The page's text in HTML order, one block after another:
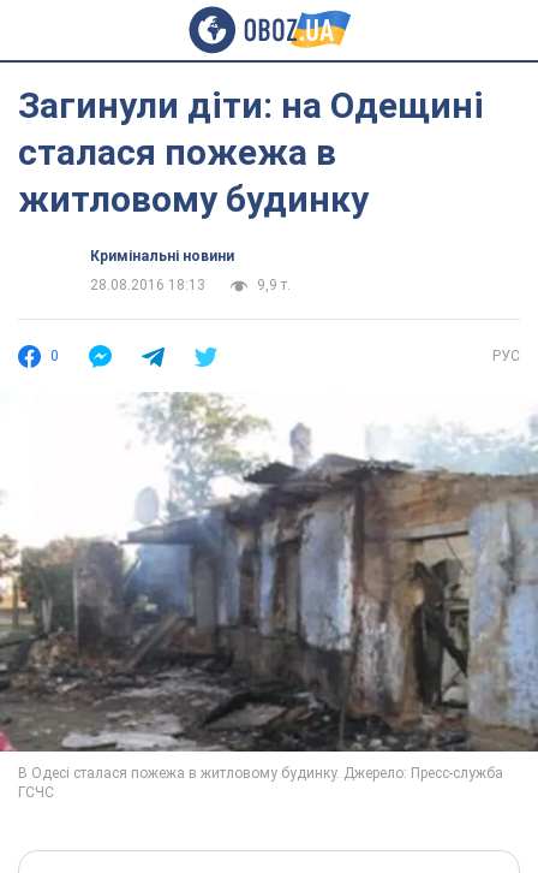
Загинули діти: на Одещині
сталася пожежа в
житловому будинку
Кримінальні новини
28.08.2016 18:13
9,9 т.
0 РУС